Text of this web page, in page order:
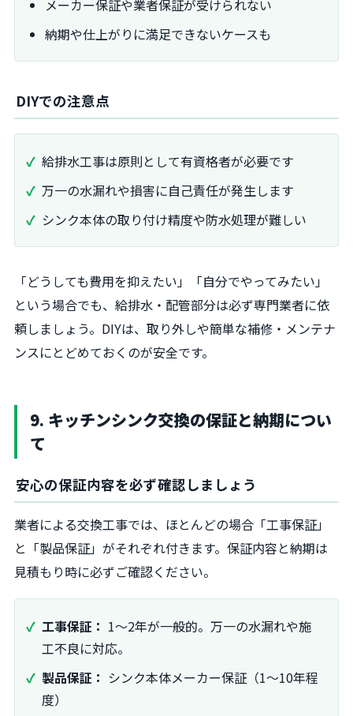
メーカー保証や業者保証が受けられない
納期や仕上がりに満足できないケースも
DIYでの注意点
給排水工事は原則として有資格者が必要です
万一の水漏れや損害に自己責任が発生します
シンク本体の取り付け精度や防水処理が難しい
「どうしても費用を抑えたい」「自分でやってみたい」
という場合でも、給排水・配管部分は必ず専門業者に依
頼しましょう。DIYは、取り外しや簡単な補修・メンテナ
ンスにとどめておくのが安全です。
9. キッチンシンク交換の保証と納期につい
て
安心の保証内容を必ず確認しましょう
業者による交換工事では、ほとんどの場合「工事保証」
と「製品保証」がそれぞれ付きます。保証内容と納期は
見積もり時に必ずご確認ください。
工事保証： 1〜2年が一般的。万一の水漏れや施
工不良に対応。
製品保証： シンク本体メーカー保証（1〜10年程
度）